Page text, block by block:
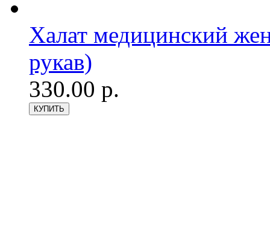
Халат медицинский
рукав)
330.00 р.